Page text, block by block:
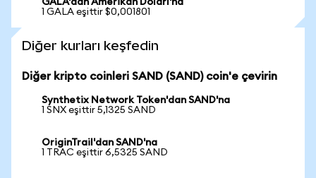
GALA'dan Amerikan Doları'na
1 GALA eşittir $0,001801
Diğer kurları keşfedin
Diğer kripto coinleri SAND (SAND) coin'e çevirin
Synthetix Network Token'dan SAND'na
1 SNX eşittir 5,1325 SAND
OriginTrail'dan SAND'na
1 TRAC eşittir 6,5325 SAND